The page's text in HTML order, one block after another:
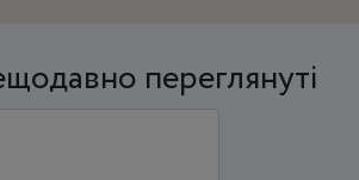
переглянуті